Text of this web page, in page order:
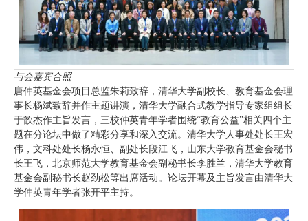
与会嘉宾合照
唐仲英基金会项目总监朱莉致辞，清华大学副校长、教育基金会理
事长杨斌致辞并作主题讲演，清华大学融合式教学指导专家组组长
于歆杰作主旨发言，三校仲英青年学者围绕“教育公益”相关四个主
题在分论坛中做了精彩分享和深入交流。清华大学人事处处长王宏
伟，文科处处长杨永恒、副处长段江飞，山东大学教育基金会秘书
长王飞，北京师范大学教育基金会副秘书长李胜兰，清华大学教育
基金会副秘书长赵劲松等出席活动。论坛开幕及主旨发言由清华大
学仲英青年学者张开平主持。